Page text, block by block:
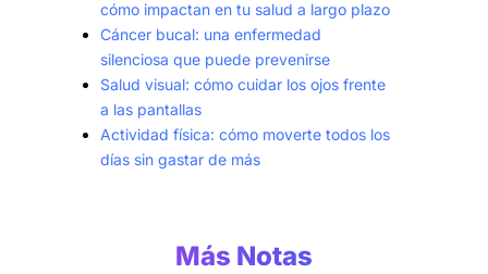
cómo impactan en tu salud a largo plazo
Cáncer bucal: una enfermedad
silenciosa que puede prevenirse
Salud visual: cómo cuidar los ojos frente
a las pantallas
Actividad física: cómo moverte todos los
días sin gastar de más
Más Notas